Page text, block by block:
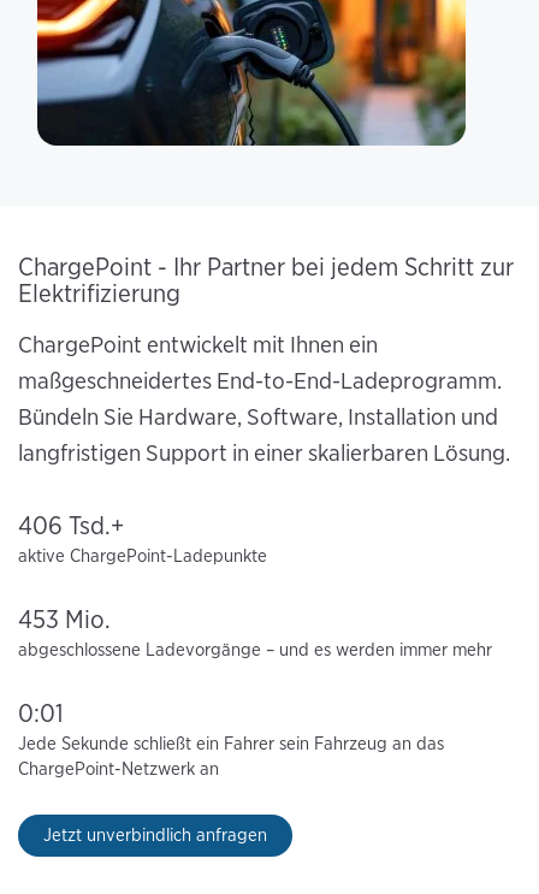
ChargePoint - Ihr Partner bei jedem Schritt zur
Elektrifizierung
ChargePoint entwickelt mit Ihnen ein
maßgeschneidertes End-to-End-Ladeprogramm.
Bündeln Sie Hardware, Software, Installation und
langfristigen Support in einer skalierbaren Lösung.
406 Tsd.+
aktive ChargePoint-Ladepunkte
453 Mio.
abgeschlossene Ladevorgänge – und es werden immer mehr
0:01
Jede Sekunde schließt ein Fahrer sein Fahrzeug an das
ChargePoint-Netzwerk an
Jetzt unverbindlich anfragen